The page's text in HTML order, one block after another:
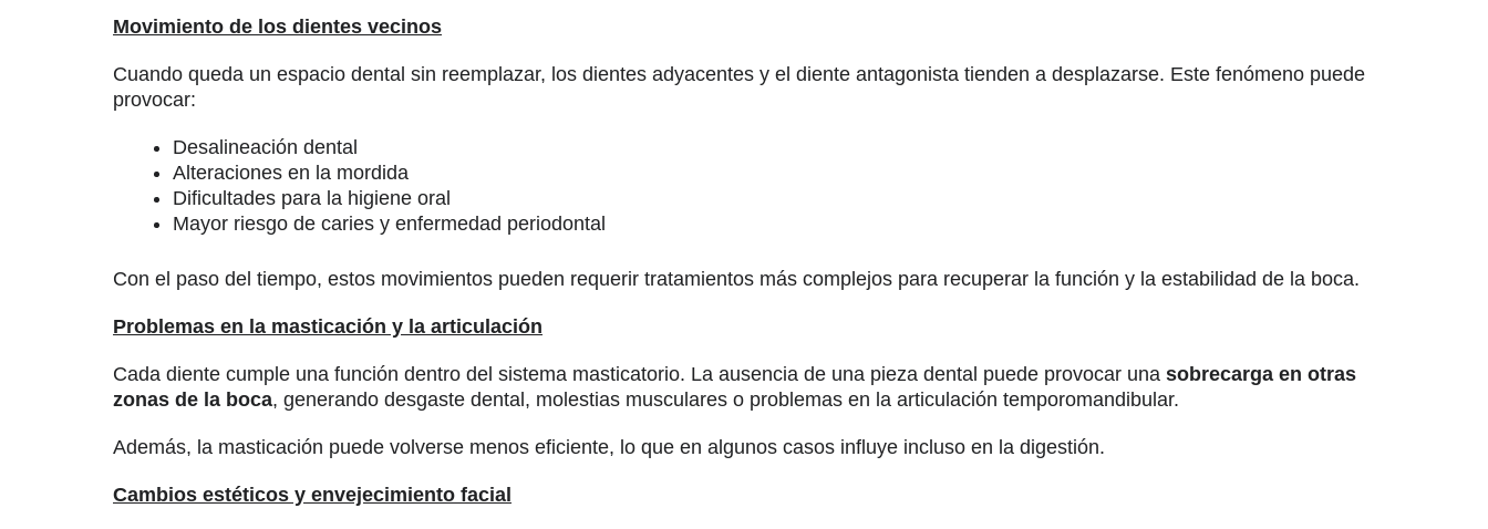
Movimiento de los dientes vecinos
Cuando queda un espacio dental sin reemplazar, los dientes adyacentes y el diente antagonista tienden a desplazarse. Este fenómeno puede
provocar:
Desalineación dental
Alteraciones en la mordida
Dificultades para la higiene oral
Mayor riesgo de caries y enfermedad periodontal
Con el paso del tiempo, estos movimientos pueden requerir tratamientos más complejos para recuperar la función y la estabilidad de la boca.
Problemas en la masticación y la articulación
Cada diente cumple una función dentro del sistema masticatorio. La ausencia de una pieza dental puede provocar una sobrecarga en otras
zonas de la boca, generando desgaste dental, molestias musculares o problemas en la articulación temporomandibular.
Además, la masticación puede volverse menos eficiente, lo que en algunos casos influye incluso en la digestión.
Cambios estéticos y envejecimiento facial